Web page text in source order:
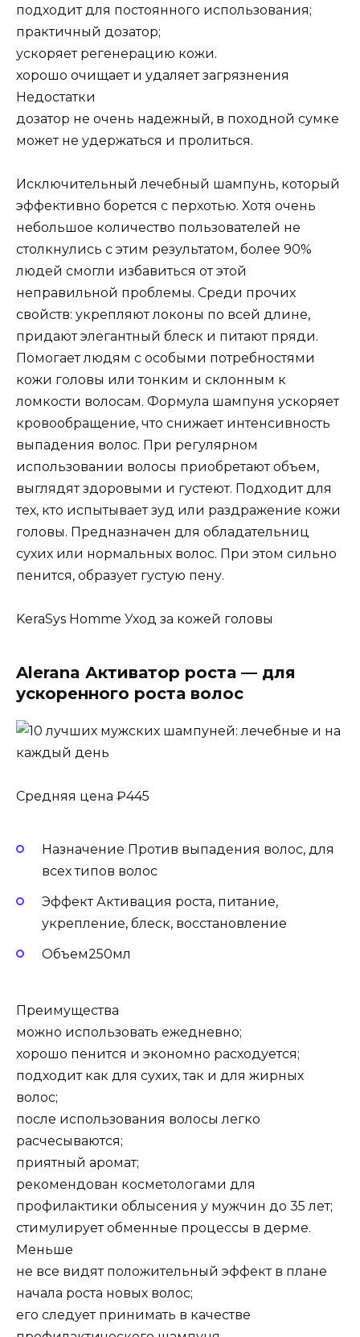
подходит для постоянного использования;
практичный дозатор;
ускоряет регенерацию кожи.
хорошо очищает и удаляет загрязнения
Недостатки
дозатор не очень надежный, в походной сумке
может не удержаться и пролиться.
Исключительный лечебный шампунь, который
эффективно борется с перхотью. Хотя очень
небольшое количество пользователей не
столкнулись с этим результатом, более 90%
людей смогли избавиться от этой
неправильной проблемы. Среди прочих
свойств: укрепляют локоны по всей длине,
придают элегантный блеск и питают пряди.
Помогает людям с особыми потребностями
кожи головы или тонким и склонным к
ломкости волосам. Формула шампуня ускоряет
кровообращение, что снижает интенсивность
выпадения волос. При регулярном
использовании волосы приобретают объем,
выглядят здоровыми и густеют. Подходит для
тех, кто испытывает зуд или раздражение кожи
головы. Предназначен для обладательниц
сухих или нормальных волос. При этом сильно
пенится, образует густую пену.
KeraSys Homme Уход за кожей головы
Alerana Активатор роста — для
ускоренного роста волос
Средняя цена ₽445
Назначение Против выпадения волос, для
всех типов волос
Эффект Активация роста, питание,
укрепление, блеск, восстановление
Объем250мл
Преимущества
можно использовать ежедневно;
хорошо пенится и экономно расходуется;
подходит как для сухих, так и для жирных
волос;
после использования волосы легко
расчесываются;
приятный аромат;
рекомендован косметологами для
профилактики облысения у мужчин до 35 лет;
стимулирует обменные процессы в дерме.
Меньше
не все видят положительный эффект в плане
начала роста новых волос;
его следует принимать в качестве